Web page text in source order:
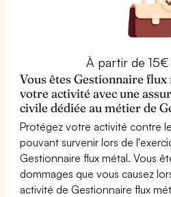
À partir de
Vous êtes Gestionnaire
votre activité avec une
civile dédiée au métier de
Protégez votre activité contre
pouvant survenir lors de
Gestionnaire flux métal. Vous
dommages que vous causez
activité de Gestionnaire flux